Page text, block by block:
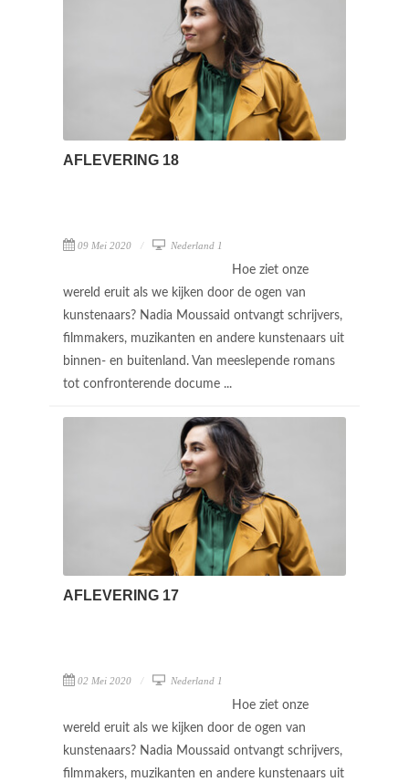
AFLEVERING 18
09 Mei 2020 Nederland 1
Hoe ziet onze
wereld eruit als we kijken door de ogen van
kunstenaars? Nadia Moussaid ontvangt schrijvers,
filmmakers, muzikanten en andere kunstenaars uit
binnen- en buitenland. Van meeslepende romans
tot confronterende docume ...
AFLEVERING 17
02 Mei 2020 Nederland 1
Hoe ziet onze
wereld eruit als we kijken door de ogen van
kunstenaars? Nadia Moussaid ontvangt schrijvers,
filmmakers, muzikanten en andere kunstenaars uit